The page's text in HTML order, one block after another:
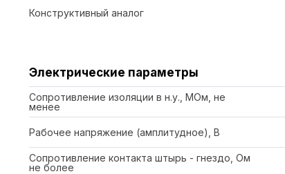
Конструктивный аналог
Электрические параметры
Сопротивление изоляции в н.у., МОм, не
менее
Рабочее напряжение (амплитудное), В
Сопротивление контакта штырь - гнездо, Ом
не более